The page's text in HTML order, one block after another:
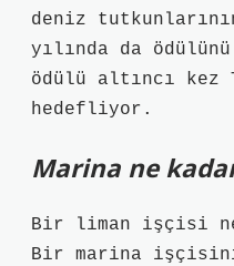
deniz
yılında da
ödülü altıncı kez
hedefliyor.
Marina ne
Bir liman işçisi ne
Bir marina